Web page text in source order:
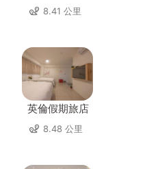
8.41 公里
英倫假期旅店
8.48 公里